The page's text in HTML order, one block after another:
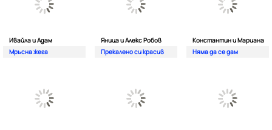
Ивайла и Адам
Мръсна жега
Яница и Алекс Робов
Прекалено си красив
Константин и Мариана
Няма да се дам